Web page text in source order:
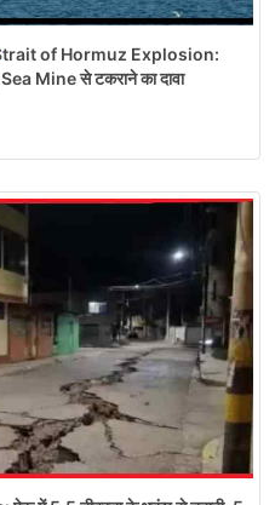
of Hormuz Explosion:
Mine से टकराने का दावा